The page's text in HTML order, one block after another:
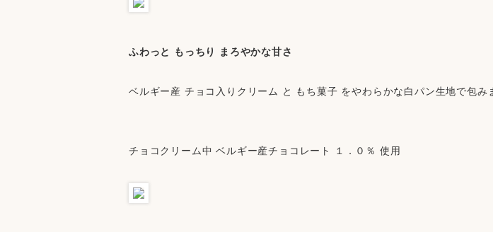
ふわっと もっちり まろやかな甘さ
ベルギー産 チョコ入りクリーム と もち菓子 をやわらかな白パン生地で包み
チョコクリーム中 ベルギー産チョコレート １．０％ 使用